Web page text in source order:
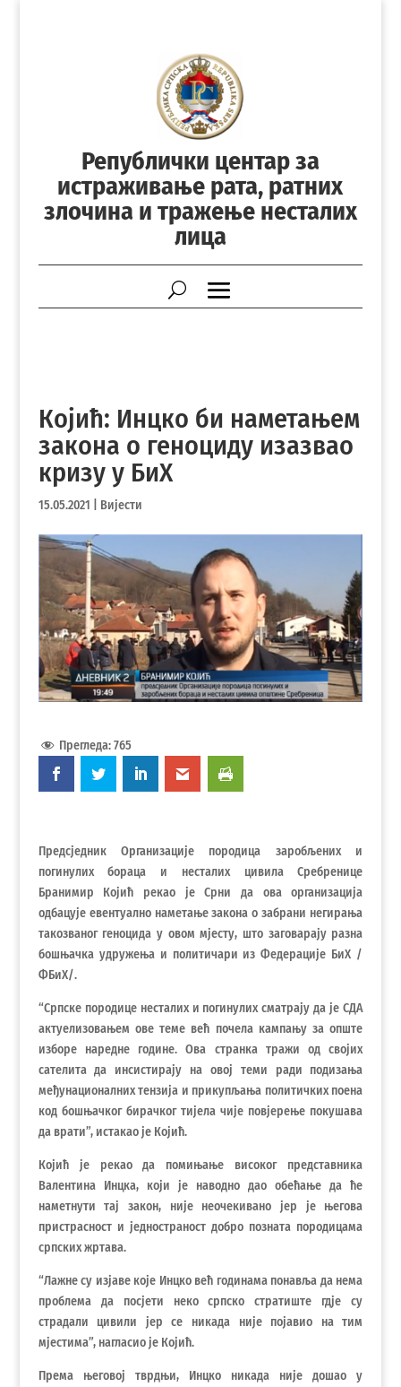
Републички центар за
истраживање рата, ратних
злочина и тражење несталих
лица
Којић: Инцко би наметањем
закона о геноциду изазвао
кризу у БиХ
15.05.2021 Вијести
Прегледа: 765
Предсједник Организације породица заробљених и
погинулих бораца и несталих цивила Сребренице
Бранимир Којић рекао је Срни да ова организација
одбацује евентуално наметање закона о забрани негирања
такозваног геноцида у овом мјесту, што заговарају разна
бошњачка удружења и политичари из Федерације БиХ /
ФБиХ/.
“Српске породице несталих и погинулих сматрају да је СДА
актуелизовањем ове теме већ почела кампању за опште
изборе наредне године. Ова странка тражи од својих
сателита да инсистирају на овој теми ради подизања
међунационалних тензија и прикупљања политичких поена
код бошњачког бирачког тијела чије повјерење покушава
да врати”, истакао је Којић.
Којић је рекао да помињање високог представника
Валентина Инцка, који је наводно дао обећање да ће
наметнути тај закон, није неочекивано јер је његова
пристрасност и једностраност добро позната породицама
српских жртава.
“Лажне су изјаве које Инцко већ годинама понавља да нема
проблема да посјети неко српско стратиште гдје су
страдали цивили јер се никада није појавио на тим
мјестима”, нагласио је Којић.
Према његовој тврдњи, Инцко никада није дошао у